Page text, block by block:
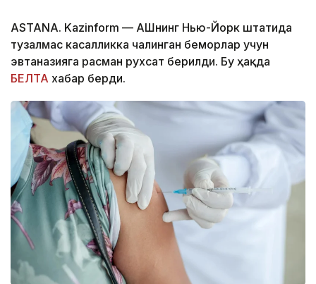
ASTANA. Kazinform — АҚШнинг Нью-Йорк штатида
тузалмас касалликка чалинган беморлар учун
эвтаназияга расман рухсат берилди. Бу ҳақда
БЕЛТА хабар берди.